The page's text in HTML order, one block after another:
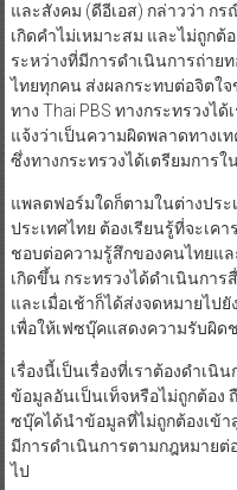
และสังคม (ดีอีเอส) กล่าวว่า ก
เกิดคำไม่เหมาะสม และไม่ถูกต้
ระหว่างที่มีการดำเนินการถ่า
ไทยทุกคน ส่งผลกระทบต่อจิตใ
ทาง Thai PBS ทางกระทรวงไ
แจ้งว่าเป็นความผิดพลาดทางเ
ซึ่งทางกระทรวงได้เตรียมการ
แพลตฟอร์มใดก็ตามในต่างปร
ประเทศไทย ต้องเรียนรู้ที่จะเค
ชอบต่อความรู้สึกของคนไทยแ
เกิดขึ้น กระทรวงได้ดำเนินกา
และเมื่อเช้าก็ได้ส่งจดหมายไป
เพื่อให้เฟซบุ๊คแสดงความรับผิ
เรื่องนี้เป็นเรื่องที่เราต้องดำเนิ
ข้อมูลอันเป็นเท็จหรือไม่ถูกต้อง
ซบุ๊คได้นำข้อมูลที่ไม่ถูกต้องเข้า
มีการดำเนินการตามกฎหมายต่
ไป